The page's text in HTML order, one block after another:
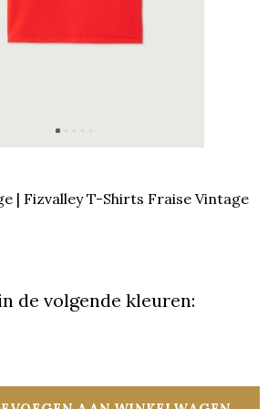
| Fizvalley T-Shirts Fraise Vintage
de volgende kleuren: